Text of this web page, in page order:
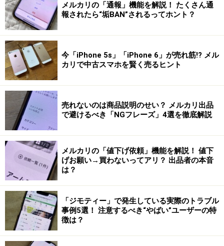
メルカリの「通報」機能を解説！ たくさん通
報されたら“垢BAN”されるってホント？
今「iPhone 5s」「iPhone 6」が売れ筋!? メル
カリで中古スマホを賢く売るヒント
売れないのは商品説明のせい？ メルカリ出品
で避けるべき「NGフレーズ」4選を徹底解説
メルカリの「値下げ依頼」機能を解説！ 値下
げお願い→買わないってアリ？ 出品者の本音
は？
「ジモティー」で発生している実際のトラブル
事例5選！ 注意するべき“やばい”ユーザーの特
徴は？